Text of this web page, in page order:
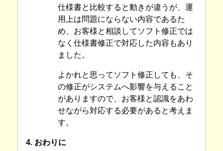
仕様書と比較すると動きが違うが、運
用上は問題にならない内容であるた
め、お客様と相談してソフト修正では
なく仕様書修正で対応した内容もあり
ました。
よかれと思ってソフト修正しても、そ
の修正がシステムへ影響を与えること
がありますので、お客様と認識をあわ
せながら対応する必要があると考えま
す。
4. おわりに